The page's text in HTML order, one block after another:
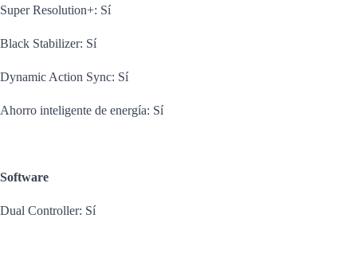
Super Resolution+: Sí
Black Stabilizer: Sí
Dynamic Action Sync: Sí
Ahorro inteligente de energía: Sí
Software
Dual Controller: Sí